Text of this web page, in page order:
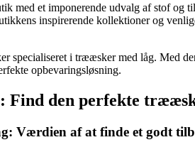
med et imponerende udvalg af stof
inspirerende kollektioner og
specialiseret i trææsker med låg. Med
opbevaringsløsning.
Find den perfekte
Værdien af at finde et godt